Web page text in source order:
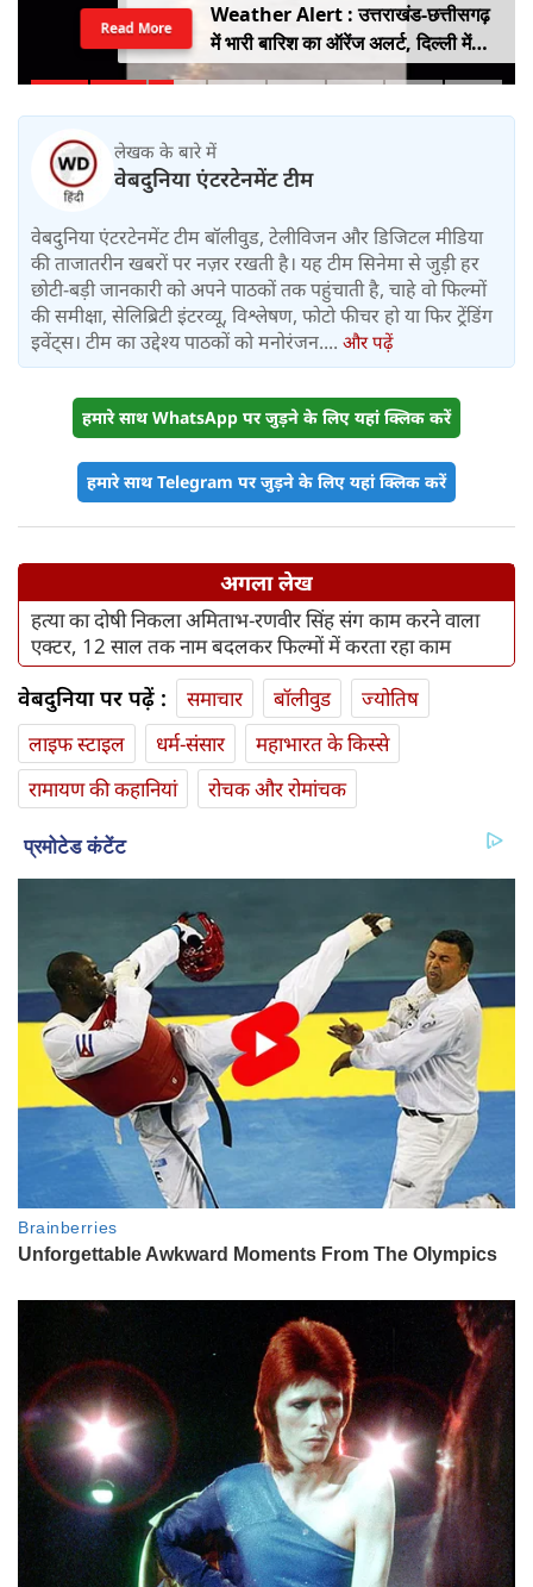
Weather Alert : उत्तराखंड-छत्तीसगढ़
में भारी बारिश का ऑरेंज अलर्ट, दिल्ली में
हल्की बारिश, जानें IMD का ताजा अपडेट
Read More
लेखक के बारे में
वेबदुनिया एंटरटेनमेंट टीम
वेबदुनिया एंटरटेनमेंट टीम बॉलीवुड, टेलीविजन और डिजिटल मीडिया
की ताजातरीन खबरों पर नज़र रखती है। यह टीम सिनेमा से जुड़ी हर
छोटी-बड़ी जानकारी को अपने पाठकों तक पहुंचाती है, चाहे वो फिल्मों
की समीक्षा, सेलिब्रिटी इंटरव्यू, विश्लेषण, फोटो फीचर हो या फिर ट्रेंडिंग
इवेंट्स। टीम का उद्देश्य पाठकों को मनोरंजन.... और पढ़ें
हमारे साथ WhatsApp पर जुड़ने के लिए यहां क्लिक करें
हमारे साथ Telegram पर जुड़ने के लिए यहां क्लिक करें
अगला लेख
हत्या का दोषी निकला अमिताभ-रणवीर सिंह संग काम करने वाला
एक्टर, 12 साल तक नाम बदलकर फिल्मों में करता रहा काम
वेबदुनिया पर पढ़ें : समाचार बॉलीवुड
ज्योतिष
लाइफ स्‍टाइल
धर्म-संसार
महाभारत के किस्से
रामायण की कहानियां
रोचक और रोमांचक